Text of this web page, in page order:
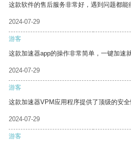
这款软件的售后服务非常好，遇到问题都能
2024-07-29
游客
这款加速器app的操作非常简单，一键加速
2024-07-29
游客
这款加速器VPM应用程序提供了顶级的安全
2024-07-29
游客